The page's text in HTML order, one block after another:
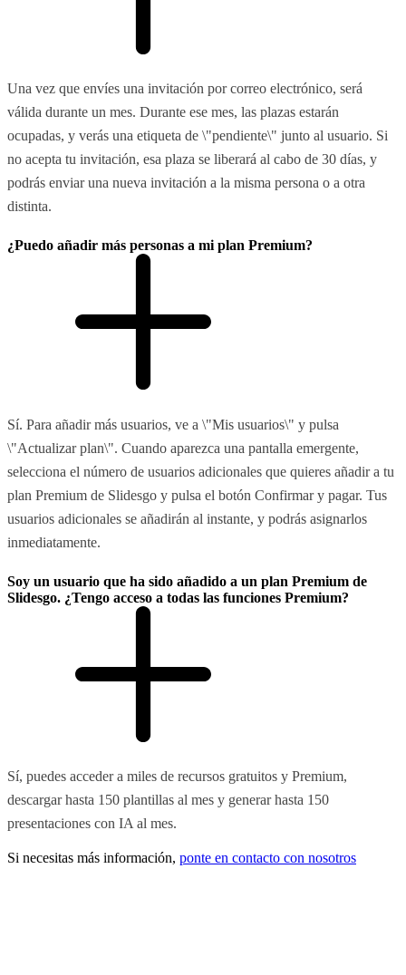
Una vez que envíes una invitación por correo electrónico, será
válida durante un mes. Durante ese mes, las plazas estarán
ocupadas, y verás una etiqueta de \"pendiente\" junto al usuario. Si
no acepta tu invitación, esa plaza se liberará al cabo de 30 días, y
podrás enviar una nueva invitación a la misma persona o a otra
distinta.
¿Puedo añadir más personas a mi plan Premium?
Sí. Para añadir más usuarios, ve a \"Mis usuarios\" y pulsa
\"Actualizar plan\". Cuando aparezca una pantalla emergente,
selecciona el número de usuarios adicionales que quieres añadir a tu
plan Premium de Slidesgo y pulsa el botón Confirmar y pagar. Tus
usuarios adicionales se añadirán al instante, y podrás asignarlos
inmediatamente.
Soy un usuario que ha sido añadido a un plan Premium de
Slidesgo. ¿Tengo acceso a todas las funciones Premium?
Sí, puedes acceder a miles de recursos gratuitos y Premium,
descargar hasta 150 plantillas al mes y generar hasta 150
presentaciones con IA al mes.
Si necesitas más información, ponte en contacto con nosotros